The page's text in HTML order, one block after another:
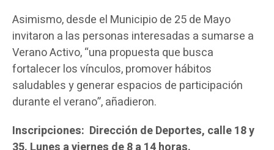
Asimismo, desde el Municipio de 25 de Mayo
invitaron a las personas interesadas a sumarse a
Verano Activo, “una propuesta que busca
fortalecer los vínculos, promover hábitos
saludables y generar espacios de participación
durante el verano”, añadieron.
Inscripciones: Dirección de Deportes, calle 18 y